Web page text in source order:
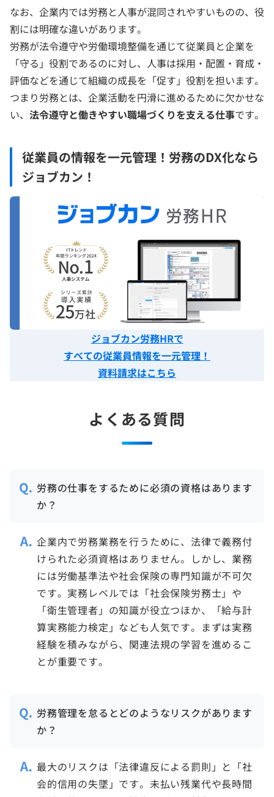
なお、企業内では労務と人事が混同されやすいものの、役
割には明確な違いがあります。
労務が法令遵守や労働環境整備を通じて従業員と企業を
「守る」役割であるのに対し、人事は採用・配置・育成・
評価などを通じて組織の成長を「促す」役割を担います。
つまり労務とは、企業活動を円滑に進めるために欠かせな
い、 法令遵守と働きやすい職場づくりを支える仕事です。
従業員の情報を一元管理！労務のDX化なら
ジョブカン！
ジョブカン労務HRで
すべての従業員情報を一元管理！
資料請求はこちら
よくある質問
労務の仕事をするために必須の資格はあります
か？
企業内で労務業務を行うために、法律で義務付
けられた必須資格はありません。しかし、業務
には労働基準法や社会保険の専門知識が不可欠
です。実務レベルでは「社会保険労務士」や
「衛生管理者」の知識が役立つほか、「給与計
算実務能力検定」なども人気です。まずは実務
経験を積みながら、関連法規の学習を進めるこ
とが重要です。
労務管理を怠るとどのようなリスクがあります
か？
最大のリスクは「法律違反による罰則」と「社
会的信用の失墜」です。未払い残業代や長時間